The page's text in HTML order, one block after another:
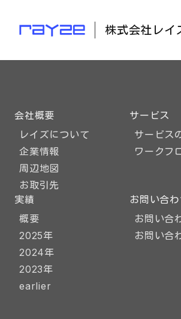
株式会社レイ
会社概要
レイズについて
企業情報
周辺地図
お取引先
サービス
サービス
ワークフ
実績
概要
2025年
2024年
2023年
earlier
お問い合
お問い合
お問い合